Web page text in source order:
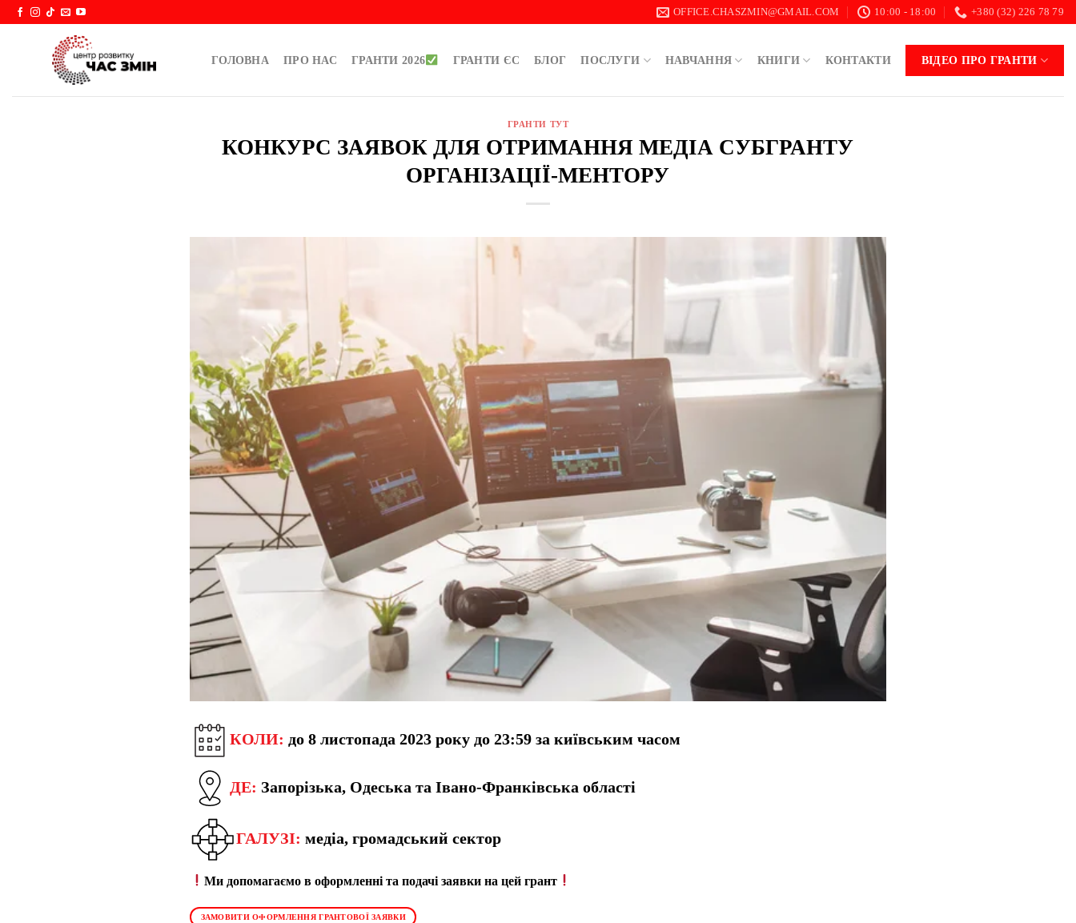
Skip
OFFICE.CHASZMIN@GMAIL.COM 10:00 - 18:00 +380 (32) 226 78 79
ГОЛОВНА ПРО НАС ГРАНТИ 2026 ГРАНТИ ЄС БЛОГ ПОСЛУГИ НАВЧАННЯ КНИГИ КОНТАКТИ ВІДЕО ПРО ГРАНТИ
ГРАНТИ ТУТ
КОНКУРС ЗАЯВОК ДЛЯ ОТРИМАННЯ МЕДІА СУБГРАНТУ
ОРГАНІЗАЦІЇ-МЕНТОРУ
КОЛИ: до 8 листопада 2023 року до 23:59 за київським часом
ДЕ: Запорізька, Одеська та Івано-Франківська області
ГАЛУЗІ: медіа, громадський сектор
Ми допомагаємо в оформленні та подачі заявки на цей грант
ЗАМОВИТИ ОФОРМЛЕННЯ ГРАНТОВОЇ ЗАЯВКИ